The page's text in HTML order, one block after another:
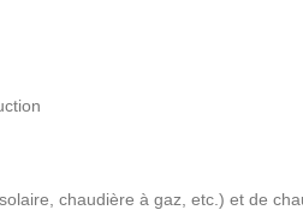
chaudière à gaz, etc.) et de